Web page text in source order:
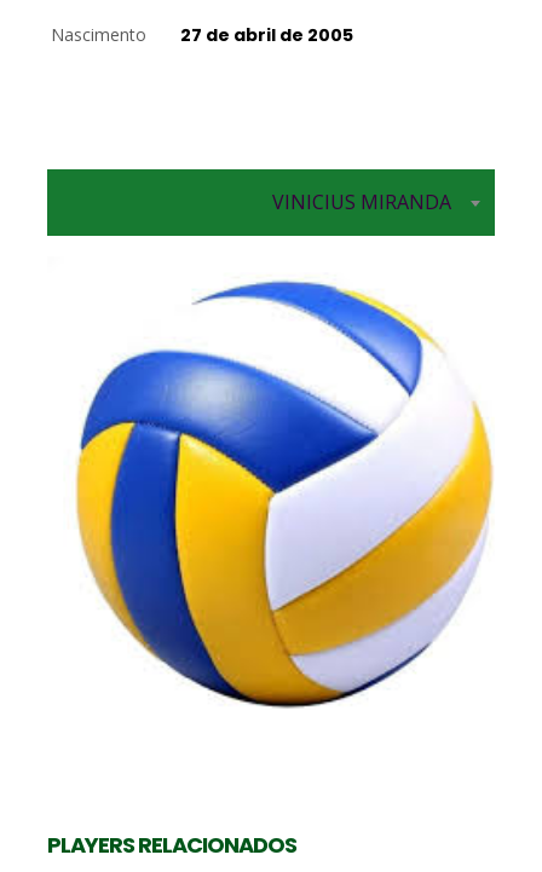
Nascimento 27 de abril de 2005
VINICIUS MIRANDA
PLAYERS RELACIONADOS
CAMILA MALUF
Ponta